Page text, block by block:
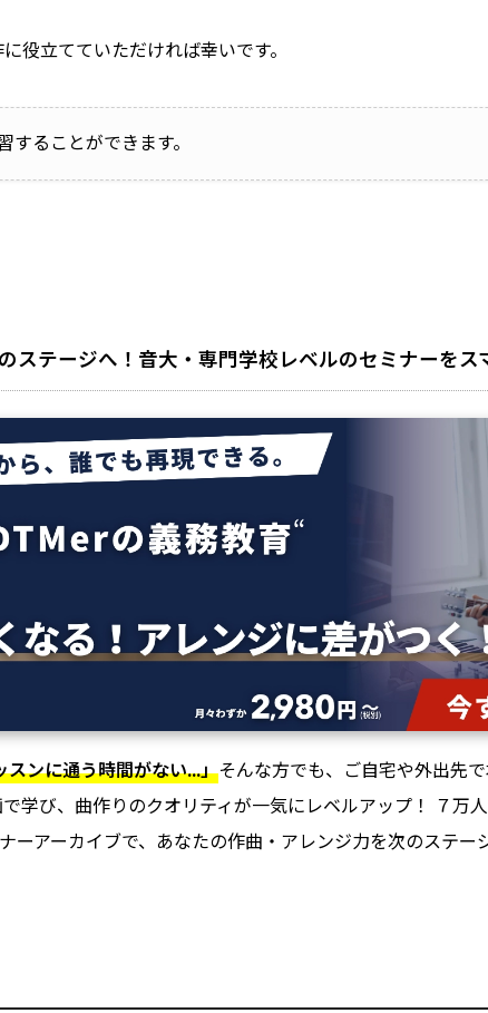
役立てていただければ幸いです。
ることができます。
ステージへ！音大・専門学校レベルのセミナーをス
ンに通う時間がない...」そんな方でも、ご自宅や外出先
学び、曲作りのクオリティが一気にレベルアップ！ ７万
ーアーカイブで、あなたの作曲・アレンジ力を次のステ